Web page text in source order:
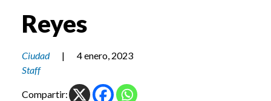
Reyes
Ciudad |
4 enero, 2023
Staff
Compartir: